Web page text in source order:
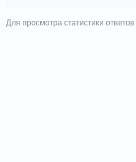
Для просмотра статистики